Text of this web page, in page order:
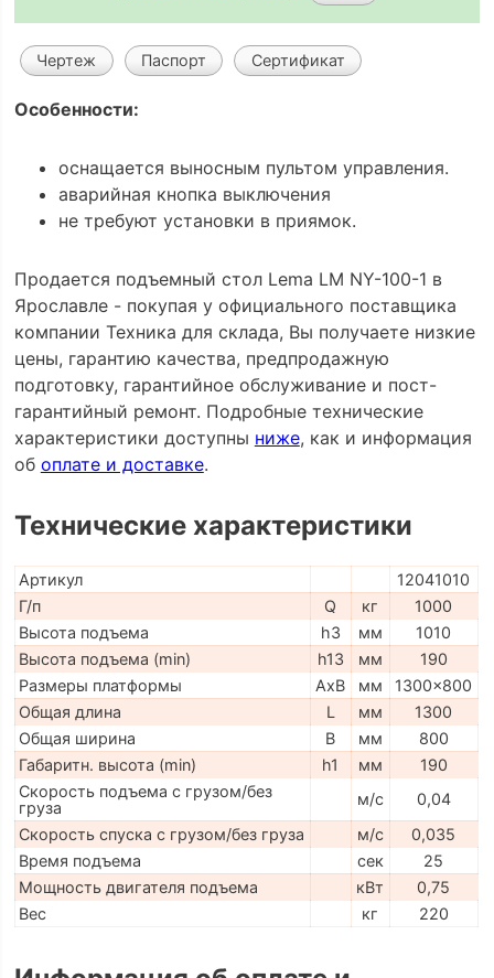
Чертеж Паспорт Сертификат
Особенности:
оснащается выносным пультом управления.
аварийная кнопка выключения
не требуют установки в приямок.
Продается подъемный стол Lema LM NY-100-1 в
Ярославле - покупая у официального поставщика
компании Техника для склада, Вы получаете низкие
цены, гарантию качества, предпродажную
подготовку, гарантийное обслуживание и пост-
гарантийный ремонт. Подробные технические
характеристики доступны ниже, как и информация
об оплате и доставке.
Технические характеристики
Артикул
12041010
Г/п
Q кг
1000
Высота подъема
h3 мм
1010
Высота подъема (min)
h13 мм
190
Размеры платформы
AxB мм
1300x800
Общая длина
L мм
1300
Общая ширина
B мм
800
Габаритн. высота (min)
h1 мм
190
Скорость подъема с грузом/без
груза
м/с
0,04
Скорость спуска с грузом/без груза
м/с
0,035
Время подъема
сек
25
Мощность двигателя подъема
кВт
0,75
Вес
кг 220